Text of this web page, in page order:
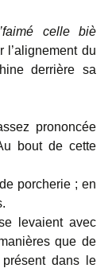
celle biè
l’alignement du
derrière sa
prononcée
bout de cette
porcherie ; en
levaient avec
que de
dans le